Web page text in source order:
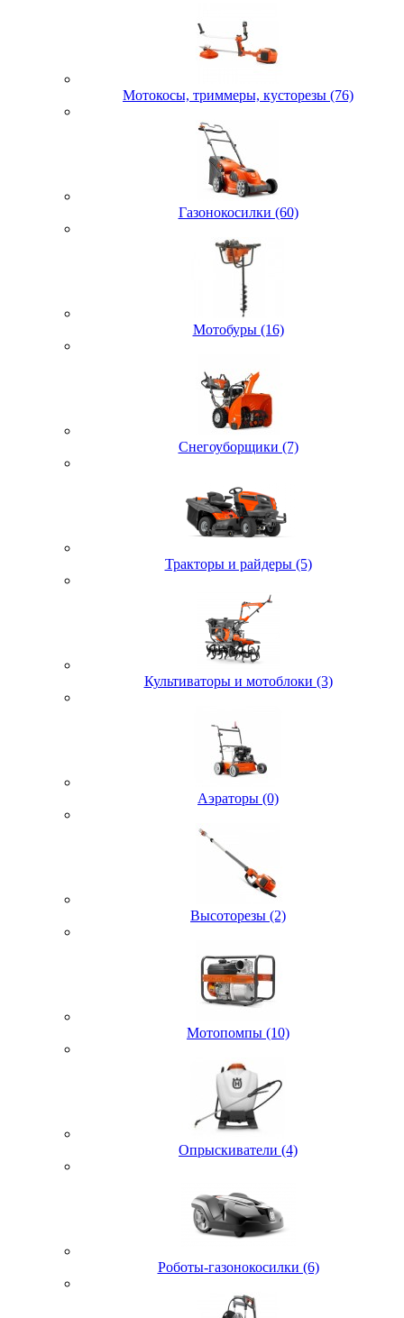
Мотокосы, триммеры, кусторезы (76)
Газонокосилки (60)
Мотобуры (16)
Снегоуборщики (7)
Тракторы и райдеры (5)
Культиваторы и мотоблоки (3)
Аэраторы (0)
Высоторезы (2)
Мотопомпы (10)
Опрыскиватели (4)
Роботы-газонокосилки (6)